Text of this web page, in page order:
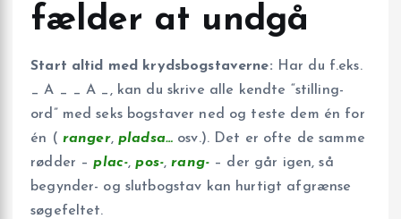
fælder at undgå
Start altid med krydsbogstaverne: Har du f.eks.
_ A _ _ A _, kan du skrive alle kendte “stilling-
ord” med seks bogstaver ned og teste dem én for
én ( ranger, pladsa…osv.). Det er ofte de samme
rødder –plac-,pos-,rang-– der går igen, så
begynder- og slutbogstav kan hurtigt afgrænse
søgefeltet.